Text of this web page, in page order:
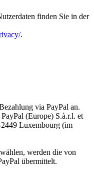
finden Sie in der
.
via PayPal an.
(Europe) S.à.r.l. et
Luxembourg (im
werden die von
übermittelt.